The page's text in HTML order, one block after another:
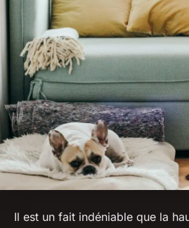
Il est un fait indéniable que la